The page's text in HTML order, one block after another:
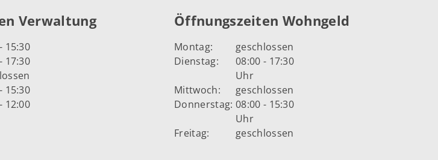
Verwaltung
15:30
17:30
15:30
12:00
Öffnungszeiten Wohngeld
Montag:
geschlossen
Dienstag:
08:00 - 17:30
Uhr
Mittwoch:
geschlossen
Donnerstag: 08:00 - 15:30
Uhr
Freitag:
geschlossen